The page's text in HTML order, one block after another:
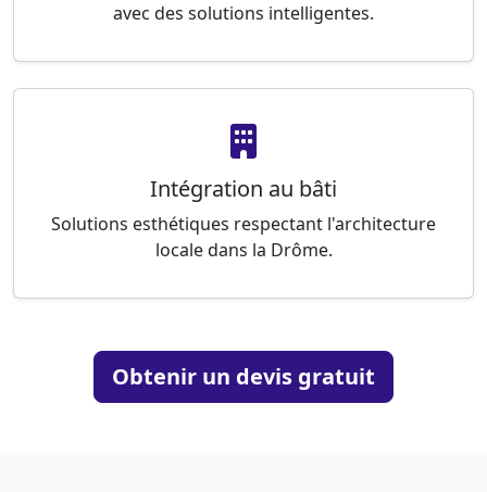
avec des solutions intelligentes.
Intégration au bâti
Solutions esthétiques respectant l'architecture
locale dans la Drôme.
Obtenir un devis gratuit